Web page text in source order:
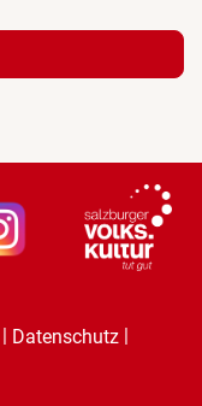
| Datenschutz |